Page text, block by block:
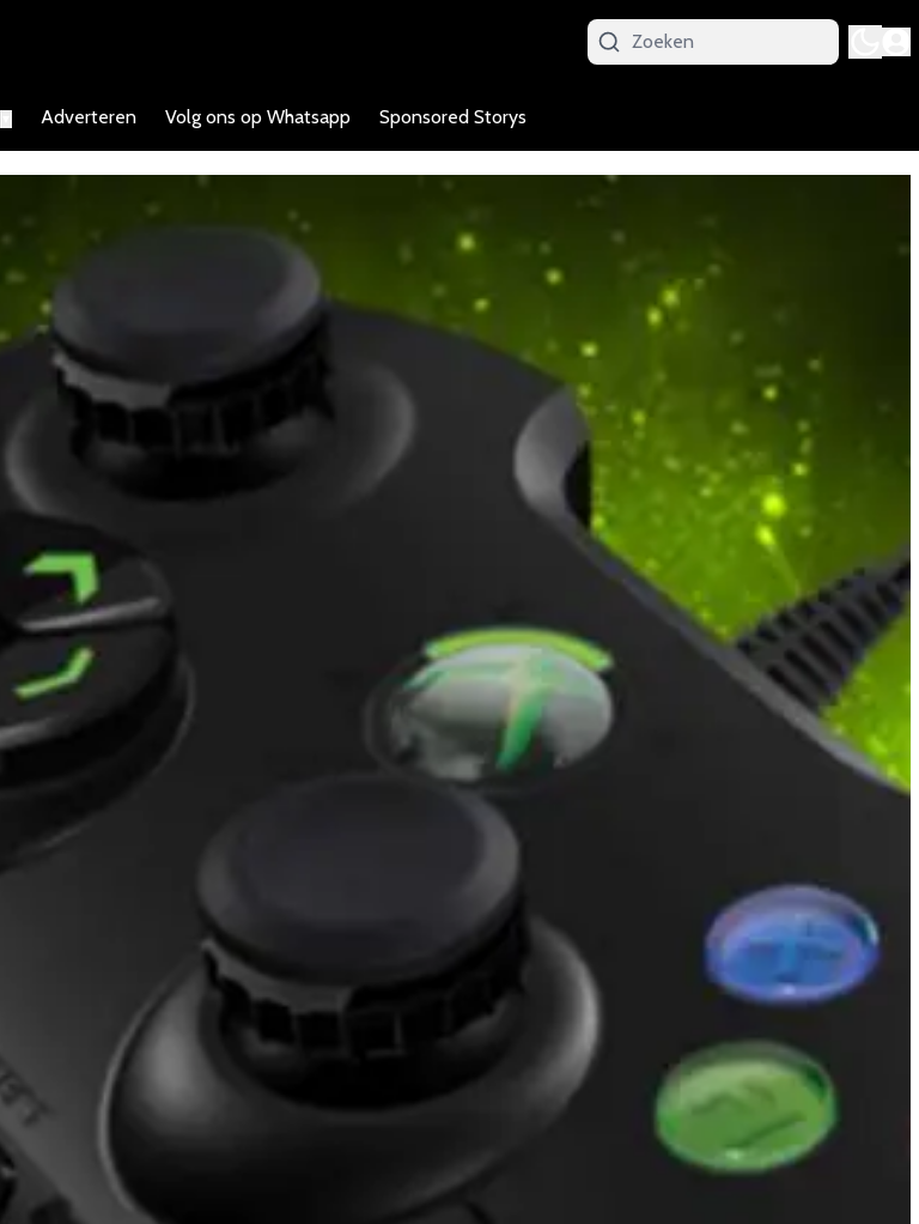
Adverteren Volg ons op Whatsapp Sponsored Storys